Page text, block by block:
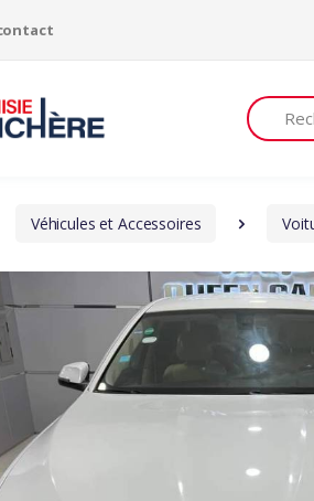
Recherche
Véhicules et Accessoires